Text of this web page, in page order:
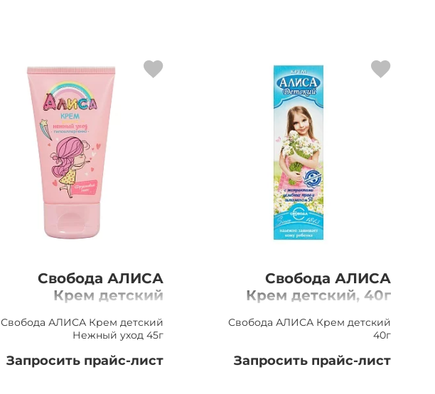
Свобода АЛИСА
Крем детский
Свобода АЛИСА Крем детский
Нежный уход 45г
Запросить прайс-лист
Свобода АЛИСА
Крем детский, 40г
Свобода АЛИСА Крем детский
40г
Запросить прайс-лист